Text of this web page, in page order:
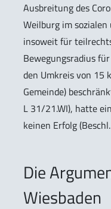
Ausbreitung des
Weilburg im
insoweit für
Bewegungsradius
den Umkreis von 15
Gemeinde)
L 31/21.WI), hatte
keinen Erfolg
Die
Wiesbaden